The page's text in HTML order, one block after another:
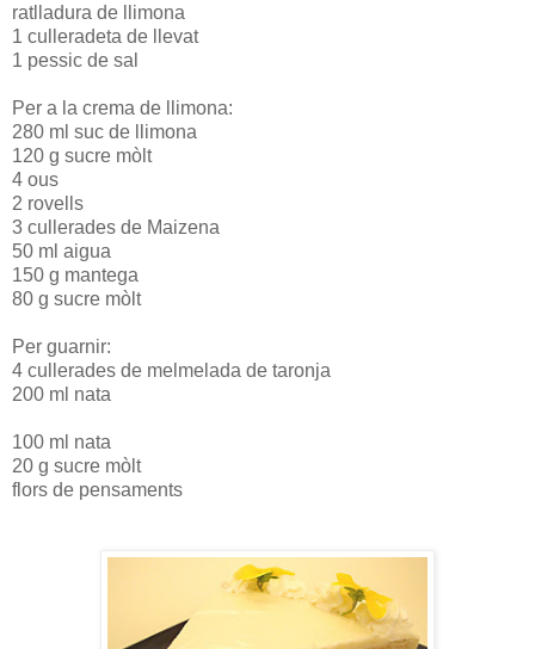
ratlladura de llimona
1 culleradeta de llevat
1 pessic de sal
Per a la crema de llimona:
280 ml suc de llimona
120 g sucre mòlt
4 ous
2 rovells
3 cullerades de Maizena
50 ml aigua
150 g mantega
80 g sucre mòlt
Per guarnir:
4 cullerades de melmelada de taronja
200 ml nata
100 ml nata
20 g sucre mòlt
flors de pensaments